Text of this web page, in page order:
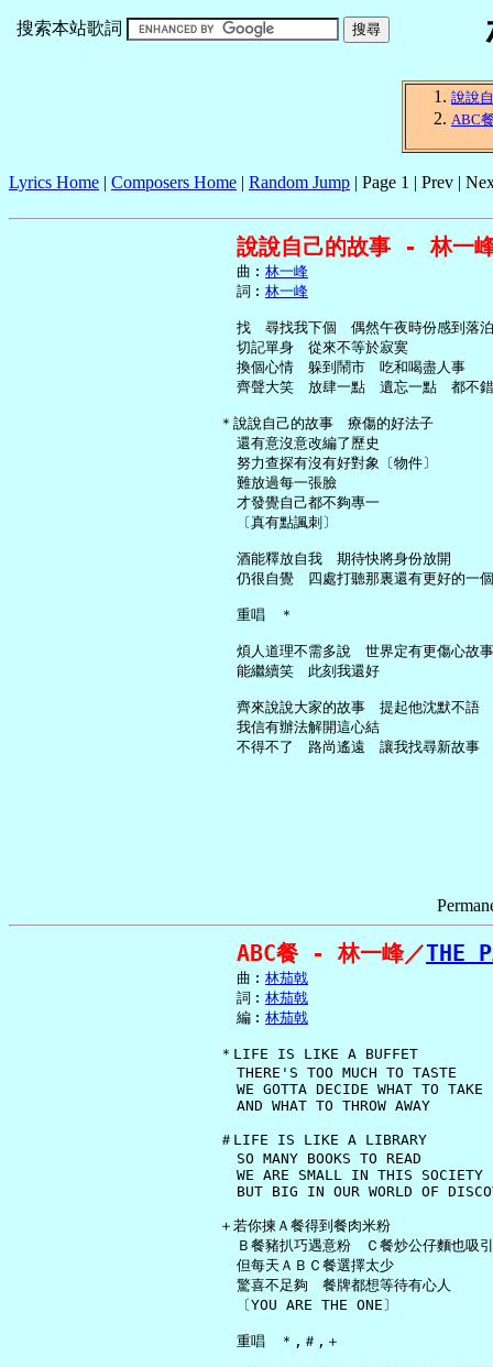
搜索本站歌詞
說說
ABC
Lyrics Home | Composers Home | Random Jump | Page 1 | Prev |
說說自己的故事 - 林一
     曲︰
林一峰
     詞︰
林一峰
     找　尋找我下個　偶然午夜時份感到落泊
     切記單身　從來不等於寂寞
     換個心情　躲到鬧市　吃和喝盡人事
     齊聲大笑　放肆一點　遺忘一點　都不錯
   ＊說說自己的故事　療傷的好法子
     還有意沒意改編了歷史
     努力查探有沒有好對象〔物件〕
     難放過每一張臉
     才發覺自己都不夠專一
     〔真有點諷刺〕
     酒能釋放自我　期待快將身份放開
     仍很自覺　四處打聽那裏還有更好的一個
     重唱　＊
     煩人道理不需多說　世界定有更傷心故事
     能繼續笑　此刻我還好
     齊來說說大家的故事　提起他沈默不語
     我信有辦法解開這心結
ABC餐 - 林一峰／THE
     曲︰
林茄戟
     詞︰
林茄戟
     編︰
林茄戟
   ＊LIFE IS LIKE A BUFFET
     THERE'S TOO MUCH TO TASTE
     WE GOTTA DECIDE WHAT TO TAKE
     AND WHAT TO THROW AWAY
   ＃LIFE IS LIKE A LIBRARY
     SO MANY BOOKS TO READ
     WE ARE SMALL IN THIS SOCIETY
BUT BIG IN OUR WORLD OF
   ＋若你揀Ａ餐得到餐肉米粉
     Ｂ餐豬扒巧遇意粉　Ｃ餐炒公仔麵也吸引
     但每天ＡＢＣ餐選擇太少
     驚喜不足夠　餐牌都想等待有心人
     〔YOU ARE THE ONE〕
     重唱　＊,＃,＋